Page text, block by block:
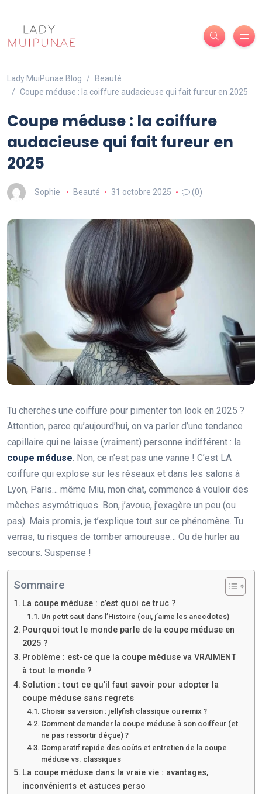
Lady MuiPunae Blog
Beauté
Coupe méduse : la coiffure audacieuse qui fait fureur en 2025
Coupe méduse : la coiffure
audacieuse qui fait fureur en
2025
Sophie Beauté 31 octobre 2025 (0)
Tu cherches une coiffure pour pimenter ton look en 2025 ?
Attention, parce qu’aujourd’hui, on va parler d’une tendance
capillaire qui ne laisse (vraiment) personne indifférent : la
coupe méduse. Non, ce n’est pas une vanne ! C’est LA
coiffure qui explose sur les réseaux et dans les salons à
Lyon, Paris… même Miu, mon chat, commence à vouloir des
mèches asymétriques. Bon, j’avoue, j’exagère un peu (ou
pas). Mais promis, je t’explique tout sur ce phénomène. Tu
verras, tu risques de tomber amoureuse… Ou de hurler au
secours. Suspense !
Sommaire
La coupe méduse : c’est quoi ce truc ?
Un petit saut dans l’Histoire (oui, j’aime les anecdotes)
Pourquoi tout le monde parle de la coupe méduse en
2025 ?
Problème : est-ce que la coupe méduse va VRAIMENT
à tout le monde ?
Solution : tout ce qu’il faut savoir pour adopter la
coupe méduse sans regrets
Choisir sa version : jellyfish classique ou remix ?
Comment demander la coupe méduse à son coiffeur (et
ne pas ressortir déçue) ?
Comparatif rapide des coûts et entretien de la coupe
méduse vs. classiques
La coupe méduse dans la vraie vie : avantages,
inconvénients et astuces perso